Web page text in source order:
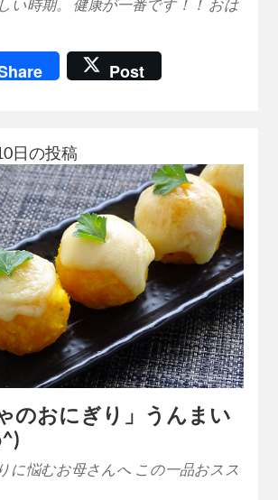
い時期。 健康が一番です！！ おは
Post
日の投稿
のおにぎり」うんまい
に悩むお母さんへ この一品おスス